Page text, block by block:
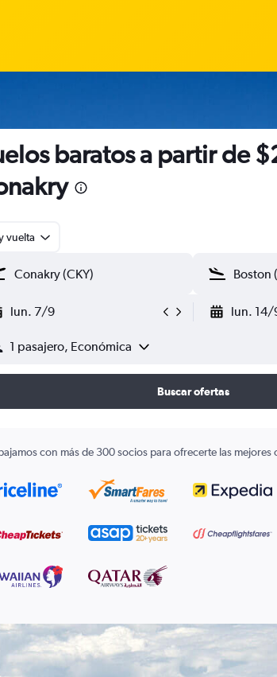
baratos a partir de
vuelta
lun. 7/9 lun. 14/
1 pasajero, Económica
Buscar ofertas
con más de 300 socios para ofrecerte las mejores